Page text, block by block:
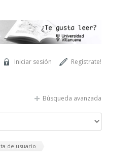
Regístrate!
Iniciar sesión
Búsqueda avanzada
de usuario